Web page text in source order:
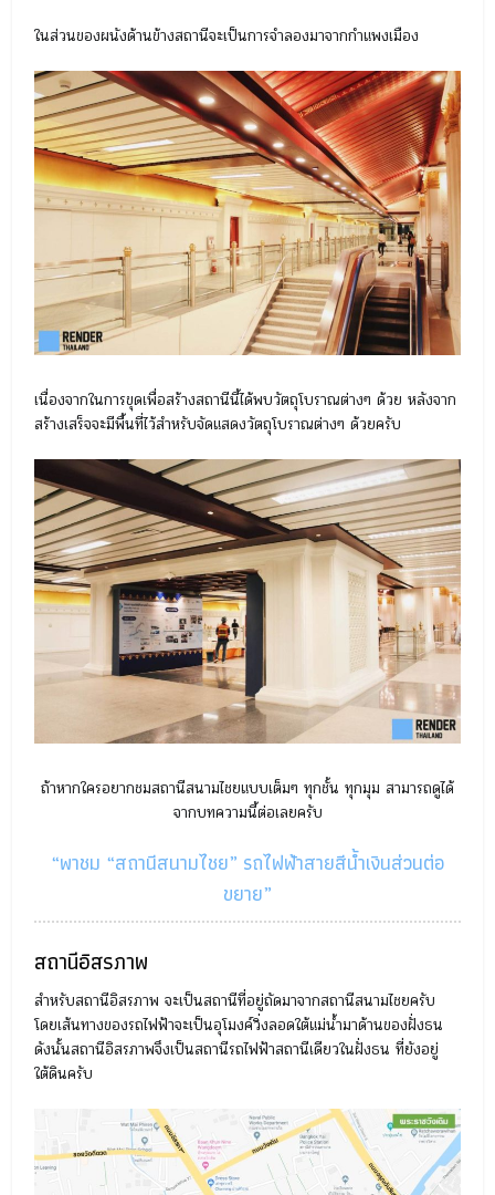
ในส่วนของผนังด้านข้างสถานีจะเป็นการจำลองมาจากกำแพงเมือง
เนื่องจากในการขุดเพื่อสร้างสถานีนี้ได้พบวัตถุโบราณต่างๆ ด้วย หลังจาก
สร้างเสร็จจะมีพื้นที่ไว้สำหรับจัดแสดงวัตถุโบราณต่างๆ ด้วยครับ
ถ้าหากใครอยากชมสถานีสนามไชยแบบเต็มๆ ทุกชั้น ทุกมุม สามารถดูได้
จากบทความนี้ต่อเลยครับ
“พาชม “สถานีสนามไชย” รถไฟฟ้าสายสีน้ำเงินส่วนต่อ
ขยาย”
สถานีอิสรภาพ
สำหรับสถานีอิสรภาพ จะเป็นสถานีที่อยู่ถัดมาจากสถานีสนามไชยครับ
โดยเส้นทางของรถไฟฟ้าจะเป็นอุโมงค์วิ่งลอดใต้แม่น้ำมาด้านของฝั่งธน
ดังนั้นสถานีอิสรภาพจึงเป็นสถานีรถไฟฟ้าสถานีเดียวในฝั่งธน ที่ยังอยู่
ใต้ดินครับ